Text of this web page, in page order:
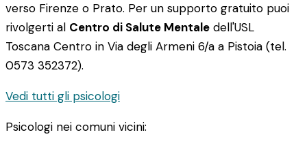
verso Firenze o Prato. Per un supporto gratuito puoi
rivolgerti al Centro di Salute Mentale dell'USL
Toscana Centro in Via degli Armeni 6/a a Pistoia (tel.
0573 352372).
Vedi tutti gli psicologi
Psicologi nei comuni vicini: